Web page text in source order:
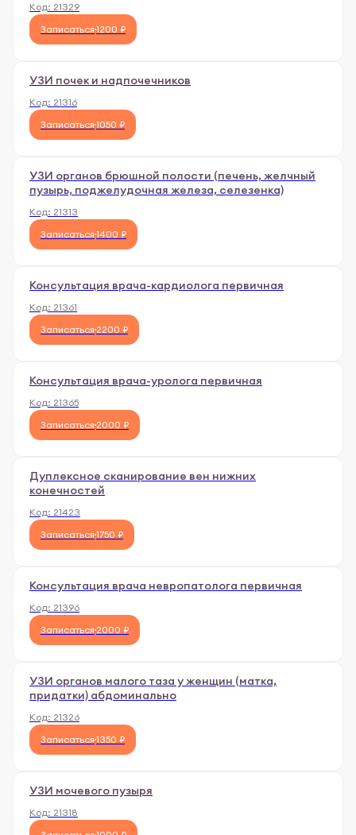
Код: 21329
Записаться 1200 ₽
УЗИ почек и надпочечников
Код: 21316
Записаться 1050 ₽
УЗИ органов брюшной полости (печень, желчный
пузырь, поджелудочная железа, селезенка)
Код: 21313
Записаться 1400 ₽
Консультация врача-кардиолога первичная
Код: 21361
Записаться 2200 ₽
Консультация врача-уролога первичная
Код: 21365
Записаться 2000 ₽
Дуплексное сканирование вен нижних
конечностей
Код: 21423
Записаться 1750 ₽
Консультация врача невропатолога первичная
Код: 21396
Записаться 2000 ₽
УЗИ органов малого таза у женщин (матка,
придатки) абдоминально
Код: 21326
Записаться 1350 ₽
УЗИ мочевого пузыря
Код: 21318